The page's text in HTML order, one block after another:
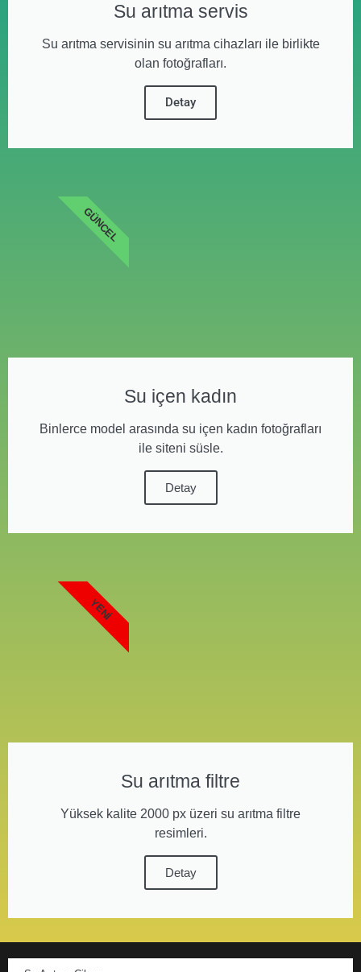
Su arıtma servis
Su arıtma servisinin su arıtma cihazları ile birlikte
olan fotoğrafları.
Detay
Su içen kadın
Binlerce model arasında su içen kadın fotoğrafları
ile siteni süsle.
Detay
GÜNCEL
Su arıtma filtre
Yüksek kalite 2000 px üzeri su arıtma filtre
resimleri.
Detay
YENI